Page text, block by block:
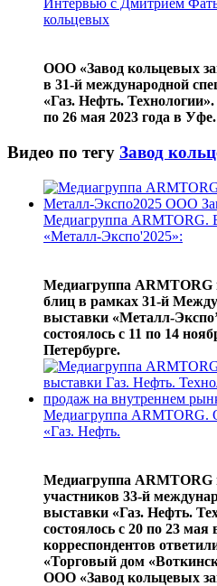
Интервью с Дмитрием
кольцевых
ООО «Завод кольцевых
в 31-й международной
«Газ. Нефть.
по 26 мая 2023 года в Уфе.
Видео по тегу Завод
Медиагруппа ARMTORG.
«Металл-Экспо'2025»:
Медиагруппа ARMTORG
блиц в рамках 31-й
выставки «Металл-
состоялось с 11 по 14
Петербурге.
Медиагруппа ARMTORG.
«Газ. Нефть.
Медиагруппа ARMTORG
участников 33-й
выставки «Газ. Нефть.
состоялось с 20 по 23
корреспондентов
«Торговый дом
ООО «Завод кольцевых